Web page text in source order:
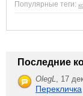
Популярные теги:
Последние
OlegL, 17
Перекличка